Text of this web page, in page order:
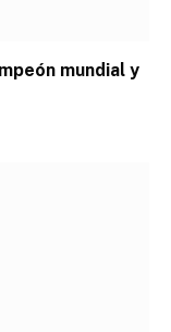
mundial y